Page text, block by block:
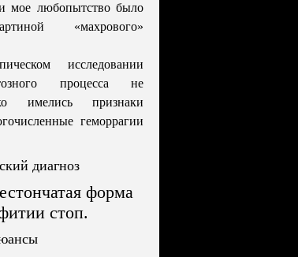
мое любопытство было
«махрового»
исследовании
процесса не
имелись признаки
геморрагии
диагноз
форма
стоп.